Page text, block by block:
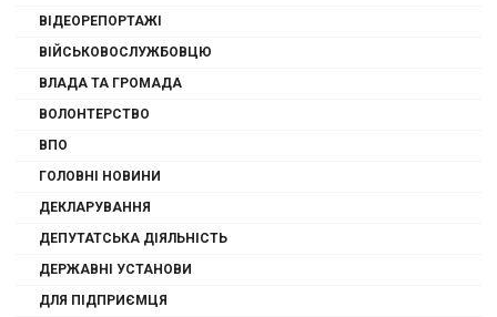
ВІДЕОРЕПОРТАЖІ
ВІЙСЬКОВОСЛУЖБОВЦЮ
ВЛАДА ТА ГРОМАДА
ВОЛОНТЕРСТВО
ВПО
ГОЛОВНІ НОВИНИ
ДЕКЛАРУВАННЯ
ДЕПУТАТСЬКА ДІЯЛЬНІСТЬ
ДЕРЖАВНІ УСТАНОВИ
ДЛЯ ПІДПРИЄМЦЯ